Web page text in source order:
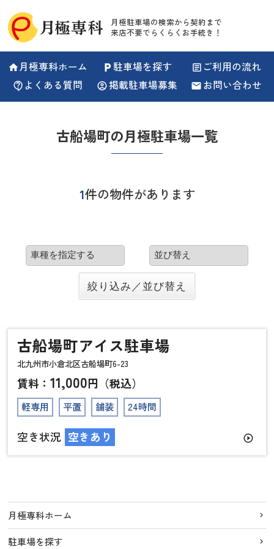
月極駐車場の検索から契約まで
来店不要でらくらくお手続き！
home月極専科ホーム local_parking 駐車場を探す article ご利用の流れ
contact_support よくある質問 account_circle掲載駐車場募集 email お問い合わせ
古船場町の月極駐車場一覧
1件の物件があります
古船場町アイス駐車場
北九州市小倉北区古船場町6-23
賃料：11,000円（税込）
軽専用 平置 舗装 24時間
空き状況 空きあり play_circle_outline
月極専科ホーム
駐車場を探す